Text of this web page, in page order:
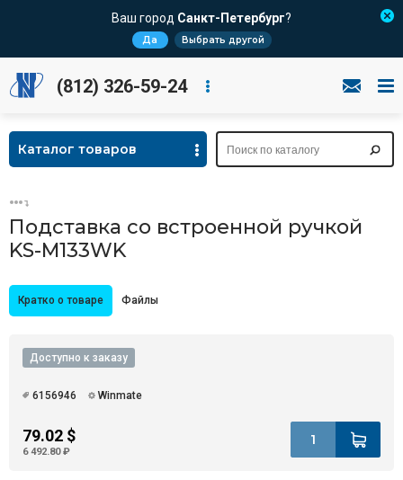
Ваш город Санкт-Петербург?
Да Выбрать другой
(812) 326-59-24
Каталог товаров
Подставка со встроенной ручкой
KS-M133WK
Кратко о товаре Файлы
Доступно к заказу
6156946 Winmate
79.02 $
6 492.80 ₽